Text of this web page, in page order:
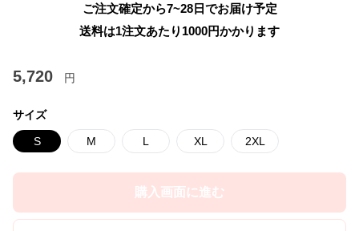
ご注文確定から7~28日でお届け予定
送料は1注文あたり 1000円かかります
5,720 円
サイズ
S M L XL 2XL
購入画面に進む